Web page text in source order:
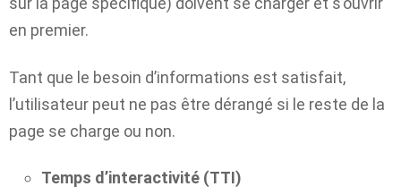
en premier.
Tant que le besoin d’informations est satisfait,
l’utilisateur peut ne pas être dérangé si le reste de la
page se charge ou non.
Temps d’interactivité (TTI)